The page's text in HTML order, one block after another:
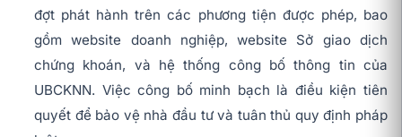
đợt phát hành trên các phương tiện được phép, bao
gồm website doanh nghiệp, website Sở giao dịch
chứng khoán, và hệ thống công bố thông tin của
UBCKNN. Việc công bố minh bạch là điều kiện tiên
quyết để bảo vệ nhà đầu tư và tuân thủ quy định pháp